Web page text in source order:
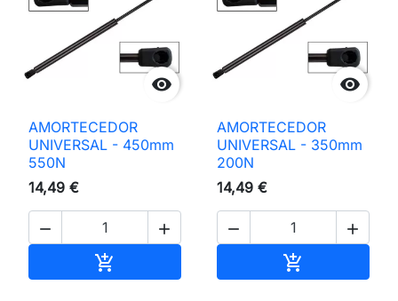

AMORTECEDOR
UNIVERSAL - 450mm
550N
14,49 €
 


AMORTECEDOR
UNIVERSAL - 350mm
200N
14,49 €
 
